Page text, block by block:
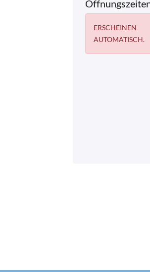
ERSCHEINEN
AUTOMATISCH.